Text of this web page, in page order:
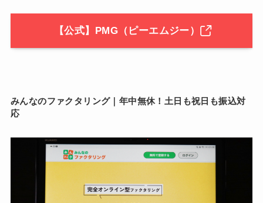
【公式】PMG（ピーエムジー）
みんなのファクタリング｜年中無休！土日も祝日も振込対
応